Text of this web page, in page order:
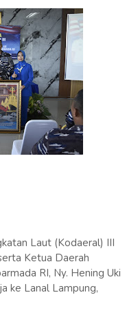
Laut (Kodaeral) III
Ketua Daerah
RI, Ny. Hening Uki
ke Lanal Lampung,